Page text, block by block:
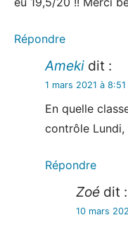
Répondre
Ameki dit :
1 mars 2021 à 8:51
En quelle
contrôle Lundi,
Répondre
Zoé dit :
10 mars